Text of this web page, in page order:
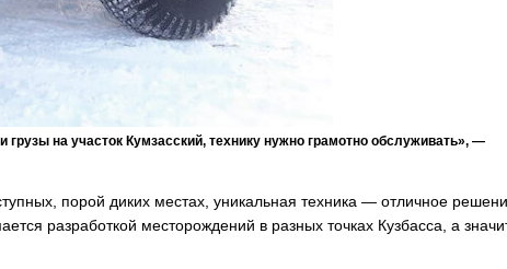
на участок Кумзасский, технику нужно грамотно обслуживать», —
порой диких местах, уникальная техника — отличное
разработкой месторождений в разных точках Кузбасса, а